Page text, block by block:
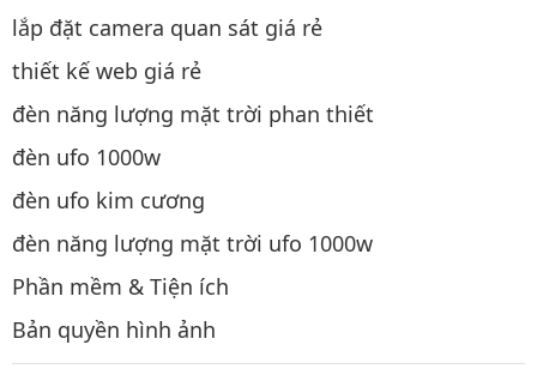
lắp đặt camera quan sát giá rẻ
thiết kế web giá rẻ
đèn năng lượng mặt trời phan thiết
đèn ufo 1000w
đèn ufo kim cương
đèn năng lượng mặt trời ufo 1000w
Phần mềm & Tiện ích
Bản quyền hình ảnh